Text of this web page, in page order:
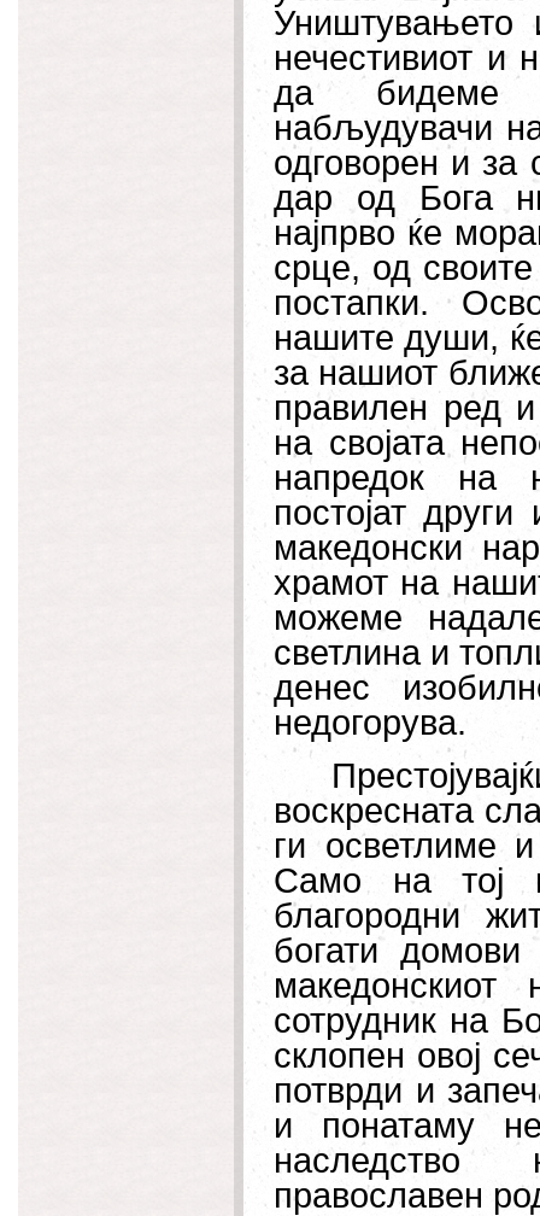
Уништувањето
нечестивиот и
да бидеме
набљудувачи
одговорен и за
дар од Бога
најпрво ќе
срце, од
постапки.
нашите души,
за нашиот
правилен ред
на својата
напредок на
постојат
македонски
храмот на
можеме
светлина и
денес
недогорува.
воскресната
ги осветлиме
Само на тој
благородни
богати
сотрудник на
склопен овој
потврди и
и понатаму
наследство
православен